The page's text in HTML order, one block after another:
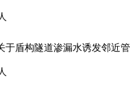
于盾构隧道渗漏水诱发邻近管